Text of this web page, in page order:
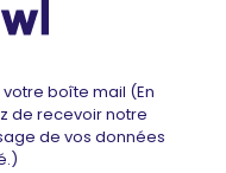
boîte mail (En
de recevoir notre
de vos données